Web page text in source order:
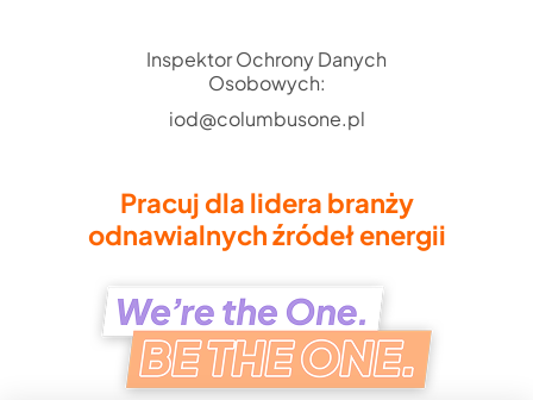
Inspektor Ochrony Danych
Osobowych:
iod@columbusone.pl
Pracuj dla lidera branży
odnawialnych źródeł energii